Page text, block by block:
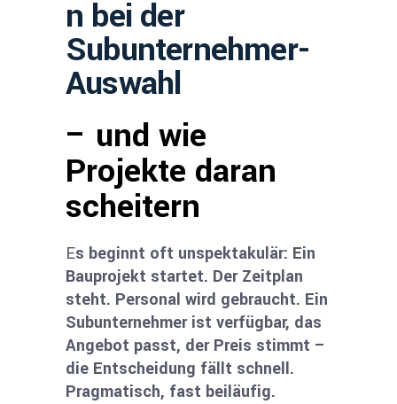
n bei der
Subunternehmer-
Auswahl
– und wie
Projekte daran
scheitern
Es beginnt oft unspektakulär: Ein
Bauprojekt startet. Der Zeitplan
steht. Personal wird gebraucht. Ein
Subunternehmer ist verfügbar, das
Angebot passt, der Preis stimmt –
die Entscheidung fällt schnell.
Pragmatisch, fast beiläufig.